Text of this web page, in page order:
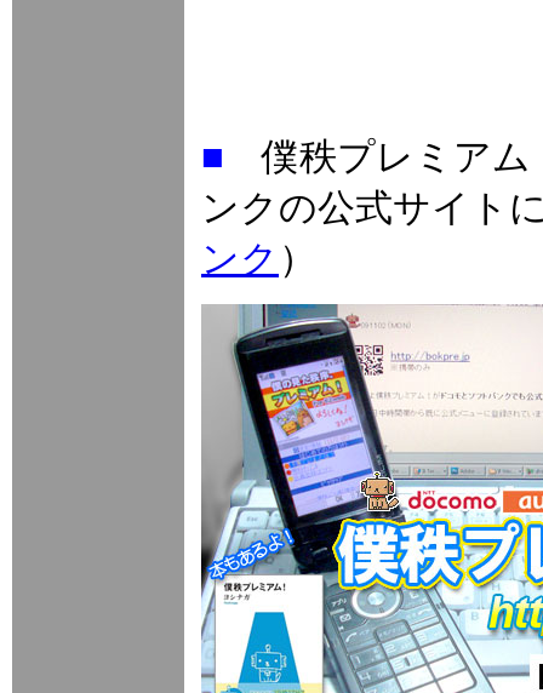
■ 僕秩プレミアム
ンクの公式サ
ンク ）